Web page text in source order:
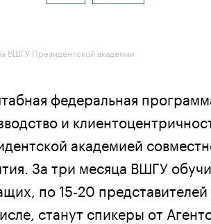
ВШГУ Президентской академии
федеральная
и
академией
За три месяца ВШГУ
по 15-20
станут спикеры от